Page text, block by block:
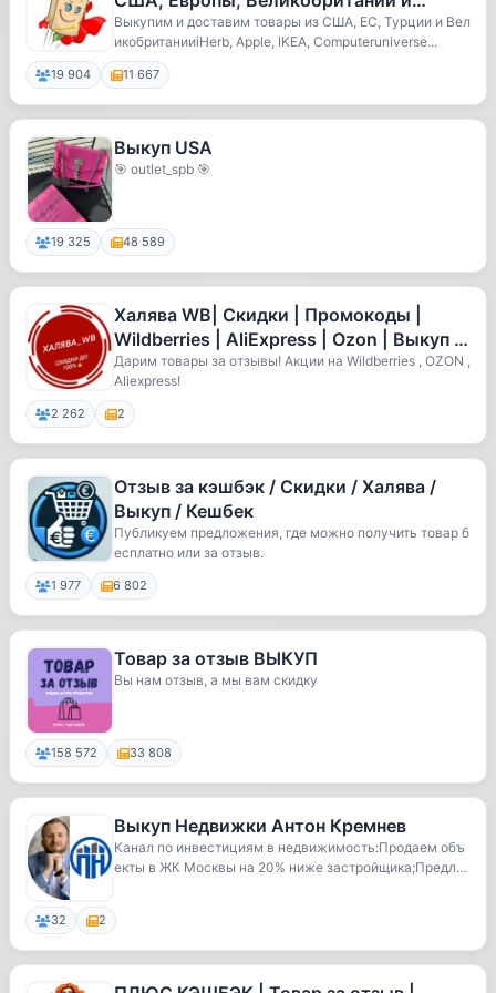
Турции
Выкупим и доставим товары из США, ЕС, Турции и Вел
икобританииiHerb, Apple, IKEA, Computeruniverse...
19 904 11 667
Выкуп USA
🎯 outlet_spb 🎯
19 325 48 589
Халява WB| Скидки | Промокоды |
Wildberries | AliExpress | Ozon | Выкуп |
Отзывы | Кешбэк | Акции |
Дарим товары за отзывы! Акции на Wildberries , OZON ,
Aliexpress!
2 262 2
Отзыв за кэшбэк / Скидки / Халява /
Выкуп / Кешбек
Публикуем предложения, где можно получить товар б
есплатно или за отзыв.
1 977 6 802
Товар за отзыв ВЫКУП
Вы нам отзыв, а мы вам скидку
158 572 33 808
Выкуп Недвижки Антон Кремнев
Канал по инвестициям в недвижимость:Продаем объ
екты в ЖК Москвы на 20% ниже застройщика;Предлаг
32 2